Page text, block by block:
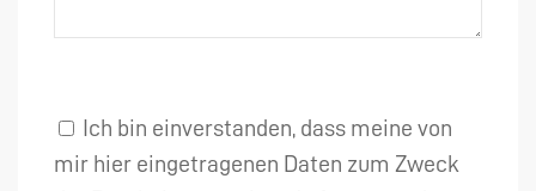
Ich bin einverstanden, dass meine von
mir hier eingetragenen Daten zum Zweck